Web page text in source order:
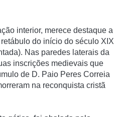
interior, merece destaque a
do início do século XIX
Nas paredes laterais da
inscrições medievais que
de D. Paio Peres Correia
na reconquista cristã